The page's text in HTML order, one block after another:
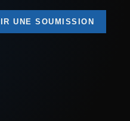
UNE SOUMISSION